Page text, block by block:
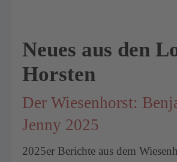
Neues aus den
Horsten
Der Wiesenhorst:
Jenny 2025
2025er Berichte aus dem